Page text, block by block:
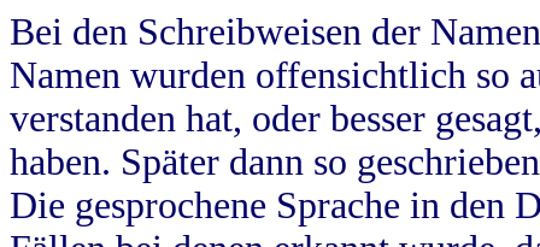
Bei den Schreibweisen der
Namen wurden offensichtlich so
verstanden hat, oder besser
haben. Später dann so
Die gesprochene Sprache in